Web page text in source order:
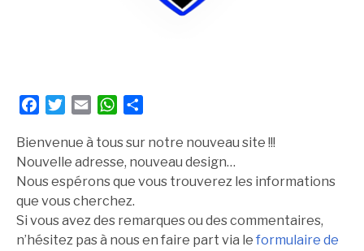
Facebook
Twitter
Email WhatsApp
Bienvenue à tous sur notre nouveau site !!!
Nouvelle adresse, nouveau design…
Nous espérons que vous trouverez les informations
que vous cherchez.
Si vous avez des remarques ou des commentaires,
n’hésitez pas à nous en faire part via le formulaire de